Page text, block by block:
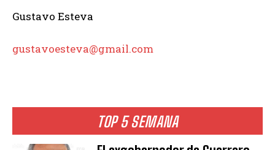
TOP 5 SEMANA
Gustavo Esteva
gustavoesteva@gmail.com